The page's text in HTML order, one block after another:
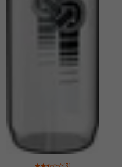
Note moyenne : 2,5 sur 5